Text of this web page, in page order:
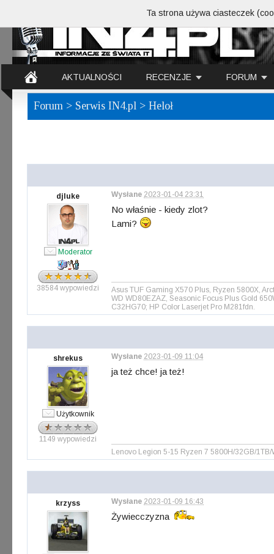
AKTUALNOŚCI RECENZJE FORUM
Forum > Serwis IN4.pl > Heloł
djluke
Moderator
38584 wypowiedzi
Wysłane 2023-01-04 23:31
No właśnie - kiedy zlot?
Lami?
Asus TUF Gaming X570 Plus, Ryzen 5800X,
WD WD80EZAZ, Seasonic Focus Plus Gold
C32HG70; HP Color Laserjet Pro M281fdn.
shrekus
Użytkownik
1149 wypowiedzi
Wysłane 2023-01-09 11:04
ja też chce! ja też!
Lenovo Legion 5-15 Ryzen 7 5800H/32GB/
krzyss Wysłane 2023-01-09 16:43
Żywiecczyzna
Ta strona używa ciasteczek